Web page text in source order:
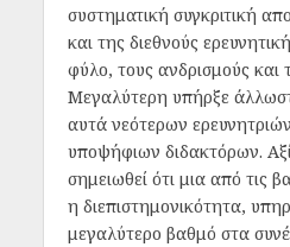
συστηματική συγκριτική
και της διεθνούς
φύλο, τους ανδρισμούς και
Μεγαλύτερη υπήρξε
αυτά νεότερων
υποψήφιων διδακτόρων.
σημειωθεί ότι μια από τις
η διεπιστημονικότητα,
μεγαλύτερο βαθμό στα